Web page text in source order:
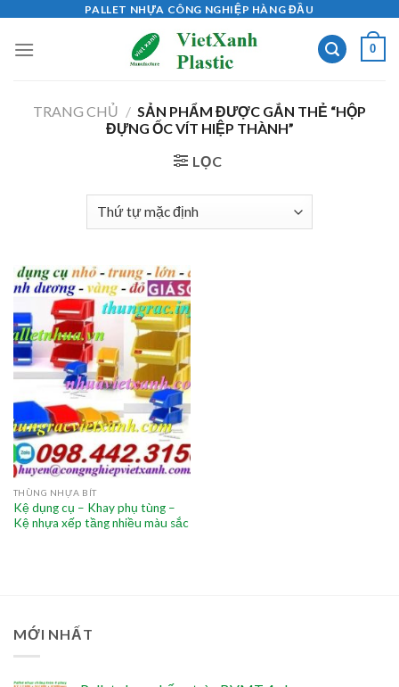
content
PALLET NHỰA CÔNG NGHIỆP HÀNG ĐẦU
0
TRANG CHỦ / SẢN PHẨM ĐƯỢC GẮN THẺ “HỘP
ĐỰNG ỐC VÍT HIỆP THÀNH”
LỌC
THÙNG NHỰA BÍT
Kệ dụng cụ – Khay phụ tùng –
Kệ nhựa xếp tầng nhiều màu sắc
MỚI NHẤT